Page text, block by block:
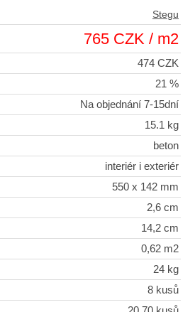
Stegu
765 CZK / m2
474 CZK
21 %
Na objednání 7-15dní
15.1 kg
beton
interiér i exteriér
550 x 142 mm
2,6 cm
14,2 cm
0,62 m2
24 kg
8 kusů